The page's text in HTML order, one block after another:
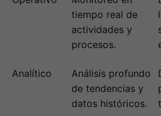
tiempo real de
actividades y
procesos.
Analítico
Análisis profundo
de tendencias y
datos históricos.